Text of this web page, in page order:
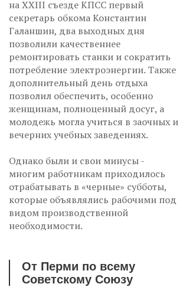
на XXIII съезде КПСС первый
секретарь обкома Константин
Галаншин, два выходных дня
позволили качественнее
ремонтировать станки и сократить
потребление электроэнергии. Также
дополнительный день отдыха
позволил обеспечить, особенно
женщинам, полноценный досуг, а
молодежь могла учиться в заочных и
вечерних учебных заведениях.
Однако были и свои минусы -
многим работникам приходилось
отрабатывать в «черные» субботы,
которые объявлялись рабочими под
видом производственной
необходимости.
От Перми по всему
Советскому Союзу